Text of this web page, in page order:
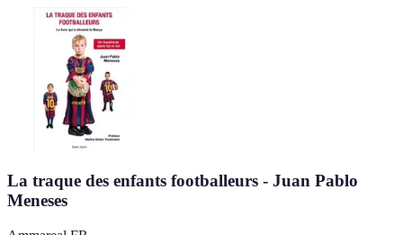
La traque des enfants footballeurs - Juan Pablo
Meneses